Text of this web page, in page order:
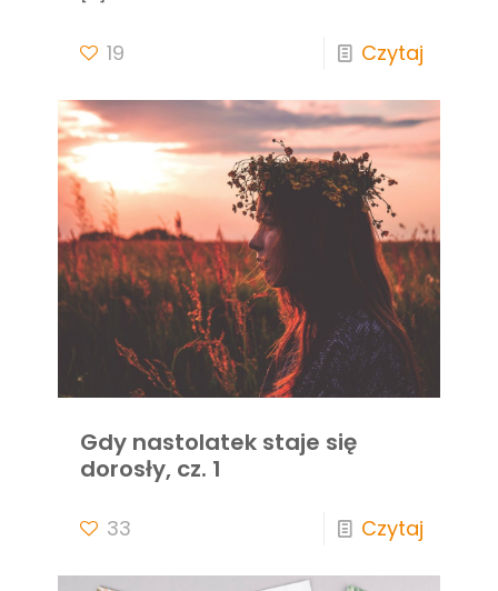
19 Czytaj
Gdy nastolatek staje się
dorosły, cz. 1
33 Czytaj